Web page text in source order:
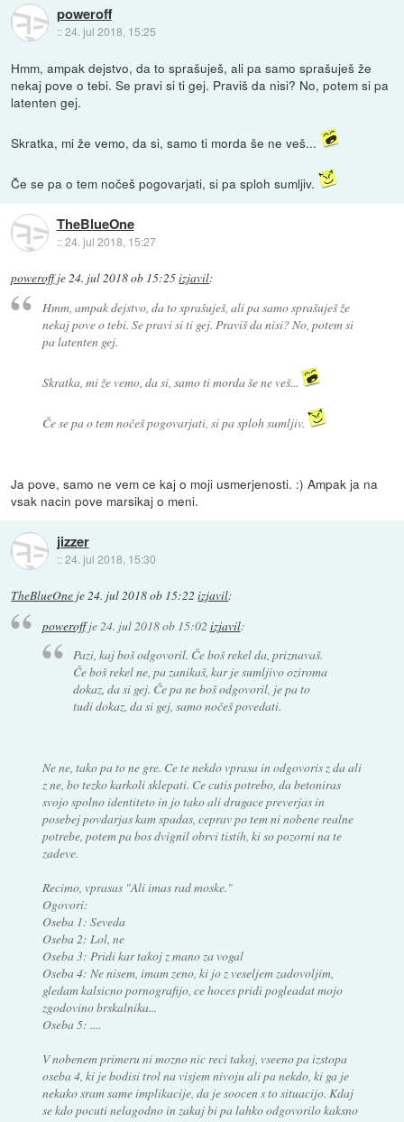
poweroff
::24. jul 2018, 15:25
Hmm, ampak dejstvo, da to sprašuješ, ali pa samo sprašuješ že
nekaj pove o tebi. Se pravi si ti gej. Praviš da nisi? No, potem si pa
latenten gej.
Skratka, mi že vemo, da si, samo ti morda še ne veš...
Če se pa o tem nočeš pogovarjati, si pa sploh sumljiv.
TheBlueOne
::24. jul 2018, 15:27
poweroffje 24. jul 2018 ob 15:25izjavil:
Hmm, ampak dejstvo, da to sprašuješ, ali pa samo sprašuješ že
nekaj pove o tebi. Se pravi si ti gej. Praviš da nisi? No, potem si
pa latenten gej.
Skratka, mi že vemo, da si, samo ti morda še ne veš...
Če se pa o tem nočeš pogovarjati, si pa sploh sumljiv.
Ja pove, samo ne vem ce kaj o moji usmerjenosti. :) Ampak ja na
vsak nacin pove marsikaj o meni.
jizzer
::24. jul 2018, 15:30
TheBlueOne je24. jul 2018 ob 15:22 izjavil:
poweroffje 24. jul 2018 ob 15:02 izjavil:
Pazi, kaj boš odgovoril. Če boš rekel da, priznavaš.
Če boš rekel ne, pa zanikaš, kar je sumljivo oziroma
dokaz, da si gej. Če pa ne boš odgovoril, je pa to
tudi dokaz, da si gej, samo nočeš povedati.
Ne ne, tako pa to ne gre. Ce te nekdo vprasa in odgovoris z da ali
z ne, bo tezko karkoli sklepati. Ce cutis potrebo, da betoniras
svojo spolno identiteto in jo tako ali drugace preverjas in
posebej povdarjas kam spadas, ceprav po tem ni nobene realne
potrebe, potem pa bos dvignil obrvi tistih, ki so pozorni na te
zadeve.
Recimo, vprasas "Ali imas rad moske."
Ogovori:
Oseba 1: Seveda
Oseba 2: Lol, ne
Oseba 3: Pridi kar takoj z mano za vogal
Oseba 4: Ne nisem, imam zeno, ki jo z veseljem zadovoljim,
gledam kalsicno pornografijo, ce hoces pridi pogleadat mojo
zgodovino brskalnika...
Oseba 5: ....
V nobenem primeru ni mozno nic reci takoj, vseeno pa izstopa
oseba 4, ki je bodisi trol na visjem nivoju ali pa nekdo, ki ga je
nekako sram same implikacije, da je soocen s to situacijo. Kdaj
se kdo pocuti nelagodno in zakaj bi pa lahko odgovorilo kaksno